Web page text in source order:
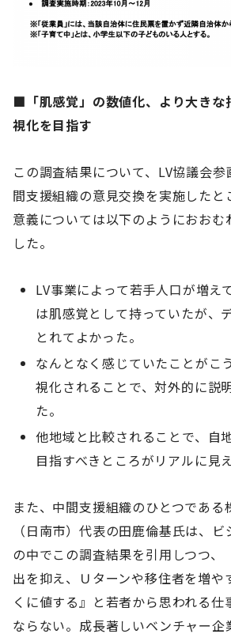
■「肌感覚」の数値化、より大きな
視化を目指す
この調査結果について、LV協議会
間支援組織の意見交換を実施したと
意義については以下のようにおおむ
した。
LV事業によって若手人口が増え
は肌感覚として持っていたが、
とれてよかった。
なんとなく感じていたことがこ
視化されることで、対外的に説
た。
他地域と比較されることで、自
目指すべきところがリアルに見
また、中間支援組織のひとつである
（日南市）代表の田鹿倫基氏は、
の中でこの調査結果を引用しつつ、
出を抑え、Ｕターンや移住者を増や
くに値する』と若者から思われる仕
ならない。成長著しいベンチャー企